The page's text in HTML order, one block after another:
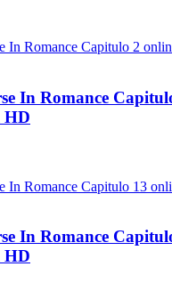
In Romance
HD
In Romance
HD